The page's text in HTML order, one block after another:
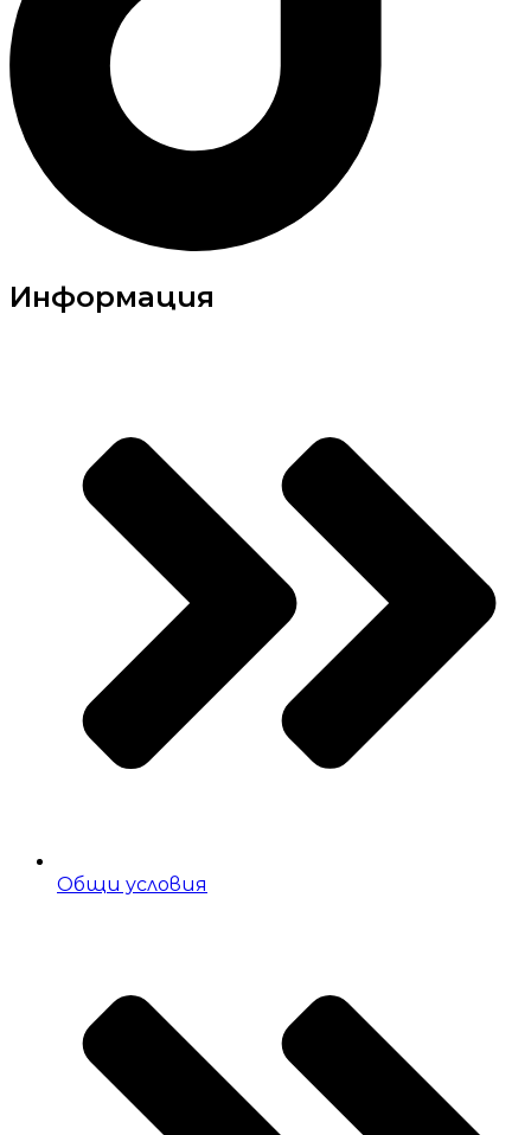
Информация
Общи условия